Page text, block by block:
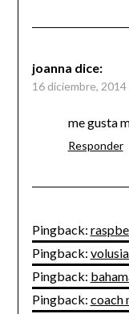
joanna dice:
16 diciembre, 2014
me gusta
Responder
Pingback:
Pingback:
Pingback:
Pingback: coach